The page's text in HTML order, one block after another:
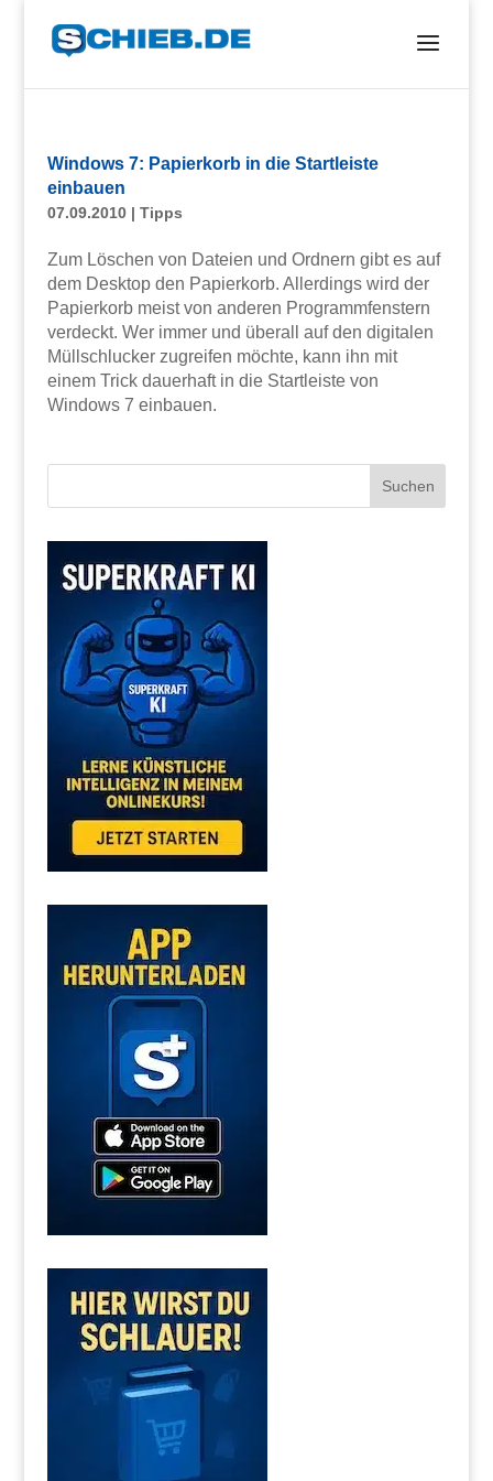
Windows 7: Papierkorb in die Startleiste
einbauen
07.09.2010| Tipps
Zum Löschen von Dateien und Ordnern gibt es auf
dem Desktop den Papierkorb. Allerdings wird der
Papierkorb meist von anderen Programmfenstern
verdeckt. Wer immer und überall auf den digitalen
Müllschlucker zugreifen möchte, kann ihn mit
einem Trick dauerhaft in die Startleiste von
Windows 7 einbauen.